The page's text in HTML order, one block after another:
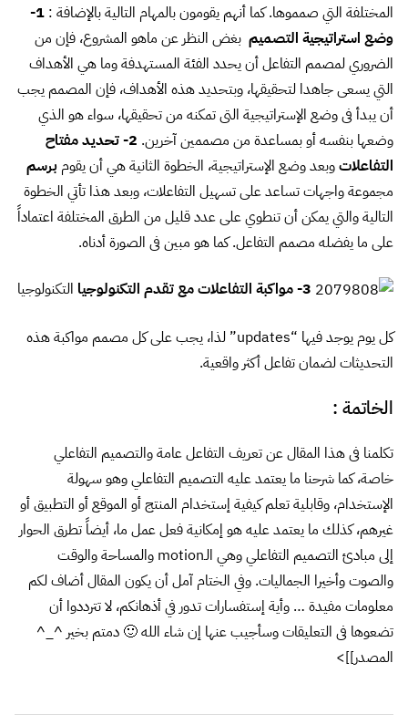
المختلفة التي صمموها. كما أنهم يقومون بالمهام التالية بالإضافة :
1-
وضع استراتيجية التصميم بغض النظر عن ماهو المشروع، فإن من
الضروري لمصمم التفاعل أن يحدد الفئة المستهدفة وما هي الأهداف
التي يسعى جاهدا لتحقيقها، وبتحديد هذه الأهداف، فإن المصمم يجب
أن يبدأ فى وضع الإستراتيجية التى تمكنه من تحقيقها، سواء هو الذي
وضعها بنفسه أو بمساعدة من مصممين آخرين.
2- تحديد مفتاح
التفاعلاتوبعد وضع الإستراتيجية، الخطوة الثانية هي أن يقوم برسم
مجموعة واجهات تساعد على تسهيل التفاعلات، وبعد هذا تأتي الخطوة
التالية والتي يمكن أن تنطوي على عدد قليل من الطرق المختلفة اعتماداً
على ما يفضله مصمم التفاعل. كما هو مبين فى الصورة أدناه.
3- مواكبة التفاعلات مع تقدم التكنولوجيا التكنولوجيا
كل يوم يوجد فيها “updates” لذا، يجب على كل مصمم مواكبة هذه
التحديثات لضمان تفاعل أكثر واقعية.
الخاتمة :
تكلمنا فى هذا المقال عن تعريف التفاعل عامة والتصميم التفاعلي
خاصة، كما شرحنا ما يعتمد عليه التصميم التفاعلي وهو سهولة
الإستخدام، وقابلية تعلم كيفية إستخدام المنتج أو الموقع أو التطبيق أو
غيرهم، كذلك ما يعتمد عليه هو إمكانية فعل عمل ما، أيضاً تطرق الحوار
إلى مبادئ التصميم التفاعلي وهي الـmotion والمساحة والوقت
والصوت وأخيرا الجماليات. وفي الختام آمل أن يكون المقال أضاف لكم
معلومات مفيدة … وأية إستفسارات تدور في أذهانكم، لا تترددوا أن
تضعوها فى التعليقات وسأجيب عنها إن شاء الله 🙂 دمتم بخير ^_^
المصدر]]>